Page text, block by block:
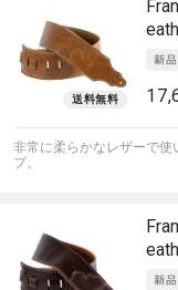
非常に柔らかなレザーで使
プ。